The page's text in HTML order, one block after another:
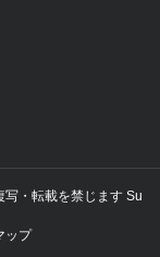
・転載を禁じます Su
ップ